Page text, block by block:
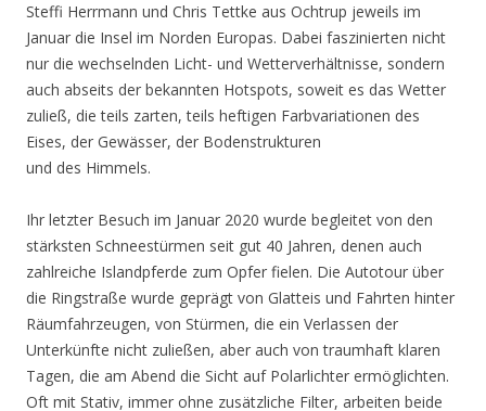
Steffi Herrmann und Chris Tettke aus Ochtrup jeweils im
Januar die Insel im Norden Europas. Dabei faszinierten nicht
nur die wechselnden Licht- und Wetterverhältnisse, sondern
auch abseits der bekannten Hotspots, soweit es das Wetter
zuließ, die teils zarten, teils heftigen Farbvariationen des
Eises, der Gewässer, der Bodenstrukturen
und des Himmels.
Ihr letzter Besuch im Januar 2020 wurde begleitet von den
stärksten Schneestürmen seit gut 40 Jahren, denen auch
zahlreiche Islandpferde zum Opfer fielen. Die Autotour über
die Ringstraße wurde geprägt von Glatteis und Fahrten hinter
Räumfahrzeugen, von Stürmen, die ein Verlassen der
Unterkünfte nicht zuließen, aber auch von traumhaft klaren
Tagen, die am Abend die Sicht auf Polarlichter ermöglichten.
Oft mit Stativ, immer ohne zusätzliche Filter, arbeiten beide